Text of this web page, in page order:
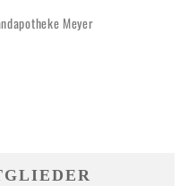
Meyer